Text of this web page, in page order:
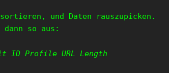
und Daten rauszupicken.
so aus:
ID Profile URL Length